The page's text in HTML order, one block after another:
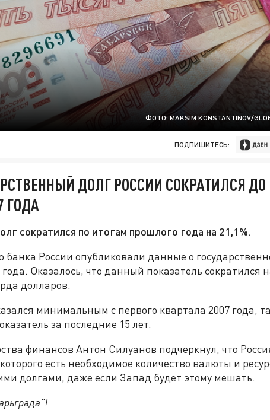
ФОТО: MAKSIM KONSTANTINOV/
ПОДПИШИТЕСЬ:
ДОЛГ РОССИИ СОКРАТИЛСЯ ДО
ГОДА
сократился по итогам прошлого года на 21,1%.
банка России опубликовали данные о
Оказалось, что данный показатель сократился
долларов.
минимальным с первого квартала 2007 года,
за последние 15 лет.
финансов Антон Силуанов подчеркнул, что
есть необходимое количество валюты и
долгами, даже если Запад будет этому мешать.